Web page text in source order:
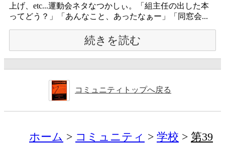
上げ、etc...運動会ネタなつかしぃ。「組主任の出した本
ってどう？」「あんなこと、あったなぁー」「同窓会...
続きを読む
コミュニティトップへ戻る
ホーム コミュニティ 学校
第39